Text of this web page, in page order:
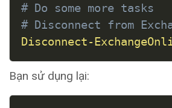
# Do some more tasks
# Disconnect from
Disconnect-
Bạn sử dụng lại: